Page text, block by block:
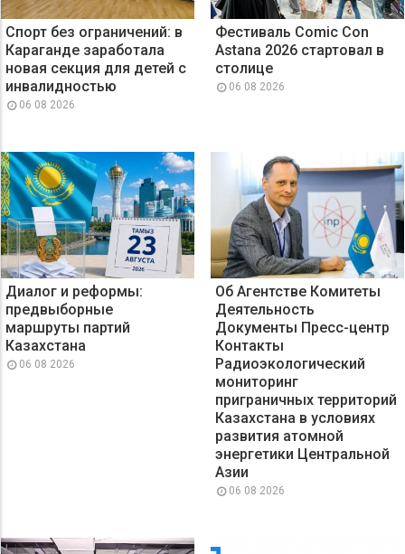
Спорт без ограничений: в
Караганде заработала
новая секция для детей с
инвалидностью
06 08 2026
Фестиваль Comic Con
Astana 2026 стартовал в
столице
06 08 2026
Диалог и реформы:
предвыборные
маршруты партий
Казахстана
06 08 2026
Об Агентстве Комитеты
Деятельность
Документы Пресс-центр
Контакты
Радиоэкологический
мониторинг
приграничных территорий
Казахстана в условиях
развития атомной
энергетики Центральной
Азии
06 08 2026